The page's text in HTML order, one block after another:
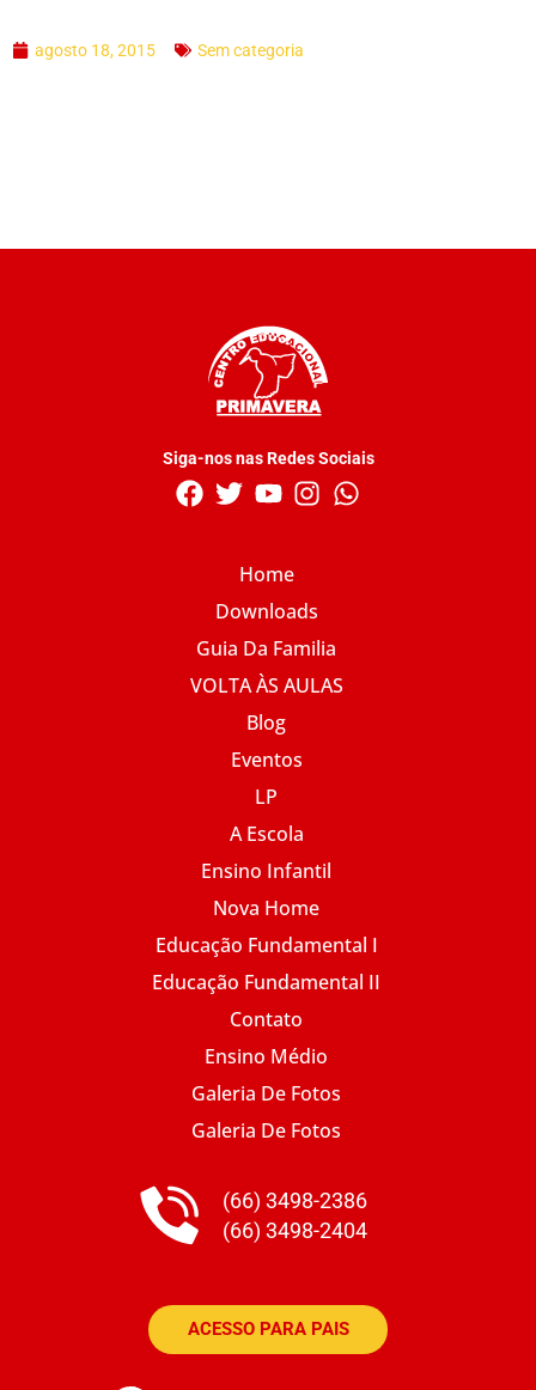
agosto 18, 2015 Sem categoria
Siga-nos nas Redes Sociais
Home
Downloads
Guia Da Familia
VOLTA ÀS AULAS
Blog
Eventos
LP
A Escola
Ensino Infantil
Nova Home
Educação Fundamental I
Educação Fundamental II
Contato
Ensino Médio
Galeria De Fotos
Galeria De Fotos
(66) 3498-2386
(66) 3498-2404
ACESSO PARA PAIS